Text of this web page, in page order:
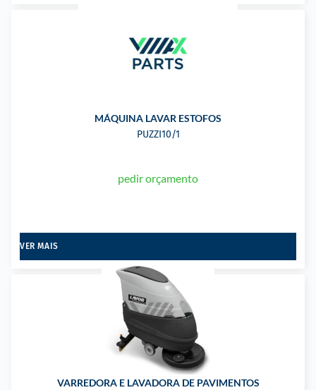
MÁQUINA LAVAR ESTOFOS
PUZZI10/1
pedir orçamento
VER MAIS
VARREDORA E LAVADORA DE PAVIMENTOS